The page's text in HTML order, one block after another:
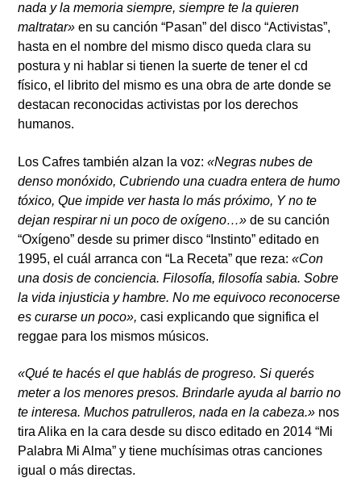
nada y la memoria siempre, siempre te la quieren
maltratar» en su canción “Pasan” del disco “Activistas”,
hasta en el nombre del mismo disco queda clara su
postura y ni hablar si tienen la suerte de tener el cd
físico, el librito del mismo es una obra de arte donde se
destacan reconocidas activistas por los derechos
humanos.
Los Cafres también alzan la voz:«Negras nubes de
denso monóxido, Cubriendo una cuadra entera de humo
tóxico, Que impide ver hasta lo más próximo, Y no te
dejan respirar ni un poco de oxígeno…» de su canción
“Oxígeno” desde su primer disco “Instinto” editado en
1995, el cuál arranca con “La Receta” que reza:«Con
una dosis de conciencia. Filosofía, filosofía sabia. Sobre
la vida injusticia y hambre. No me equivoco reconocerse
es curarse un poco»,casi explicando que significa el
reggae para los mismos músicos.
«Qué te hacés el que hablás de progreso. Si querés
meter a los menores presos. Brindarle ayuda al barrio no
te interesa. Muchos patrulleros, nada en la cabeza.» nos
tira Alika en la cara desde su disco editado en 2014 “Mi
Palabra Mi Alma” y tiene muchísimas otras canciones
igual o más directas.